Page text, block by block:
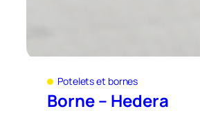
Potelets et bornes
Borne – Hedera